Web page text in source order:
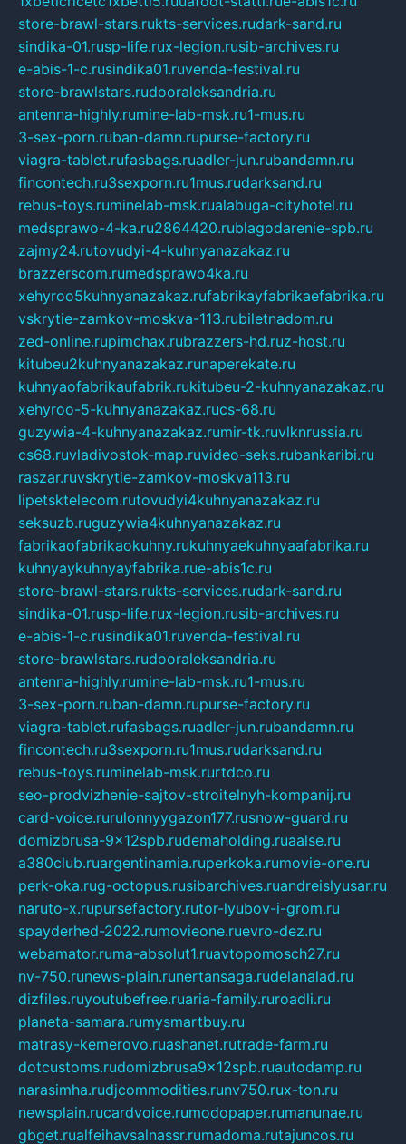
store-brawl-stars.rukts-services.rudark-sand.ru
sindika-01.rusp-life.rux-legion.rusib-archives.ru
e-abis-1-c.rusindika01.ruvenda-festival.ru
store-brawlstars.rudooraleksandria.ru
antenna-highly.rumine-lab-msk.ru1-mus.ru
3-sex-porn.ruban-damn.rupurse-factory.ru
viagra-tablet.rufasbags.ruadler-jun.rubandamn.ru
fincontech.ru3sexporn.ru1mus.rudarksand.ru
rebus-toys.ruminelab-msk.rualabuga-cityhotel.ru
medsprawo-4-ka.ru2864420.rublagodarenie-spb.ru
zajmy24.rutovudyi-4-kuhnyanazakaz.ru
brazzerscom.rumedsprawo4ka.ru
xehyroo5kuhnyanazakaz.rufabrikayfabrikaefabrika.ru
vskrytie-zamkov-moskva-113.rubiletnadom.ru
zed-online.rupimchax.rubrazzers-hd.ruz-host.ru
kitubeu2kuhnyanazakaz.runaperekate.ru
kuhnyaofabrikaufabrik.rukitubeu-2-kuhnyanazakaz.ru
xehyroo-5-kuhnyanazakaz.rucs-68.ru
guzywia-4-kuhnyanazakaz.rumir-tk.ruvlknrussia.ru
cs68.ruvladivostok-map.ruvideo-seks.rubankaribi.ru
raszar.ruvskrytie-zamkov-moskva113.ru
lipetsktelecom.rutovudyi4kuhnyanazakaz.ru
seksuzb.ruguzywia4kuhnyanazakaz.ru
fabrikaofabrikaokuhny.rukuhnyaekuhnyaafabrika.ru
kuhnyaykuhnyayfabrika.rue-abis1c.ru
store-brawl-stars.rukts-services.rudark-sand.ru
sindika-01.rusp-life.rux-legion.rusib-archives.ru
e-abis-1-c.rusindika01.ruvenda-festival.ru
store-brawlstars.rudooraleksandria.ru
antenna-highly.rumine-lab-msk.ru1-mus.ru
3-sex-porn.ruban-damn.rupurse-factory.ru
viagra-tablet.rufasbags.ruadler-jun.rubandamn.ru
fincontech.ru3sexporn.ru1mus.rudarksand.ru
rebus-toys.ruminelab-msk.rurtdco.ru
seo-prodvizhenie-sajtov-stroitelnyh-kompanij.ru
card-voice.rurulonnyygazon177.rusnow-guard.ru
domizbrusa-9x12spb.rudemaholding.ruaalse.ru
a380club.ruargentinamia.ruperkoka.rumovie-one.ru
perk-oka.rug-octopus.rusibarchives.ruandreislyusar.ru
naruto-x.rupursefactory.rutor-lyubov-i-grom.ru
spayderhed-2022.rumovieone.ruevro-dez.ru
webamator.ruma-absolut1.ruavtopomosch27.ru
nv-750.runews-plain.runertansaga.rudelanalad.ru
dizfiles.ruyoutubefree.ruaria-family.ruroadli.ru
planeta-samara.rumysmartbuy.ru
matrasy-kemerovo.ruashanet.rutrade-farm.ru
dotcustoms.rudomizbrusa9x12spb.ruautodamp.ru
narasimha.rudjcommodities.runv750.rux-ton.ru
newsplain.rucardvoice.rumodopaper.rumanunae.ru
gbget.rualfeihavsalnassr.rumadoma.rutajuncos.ru